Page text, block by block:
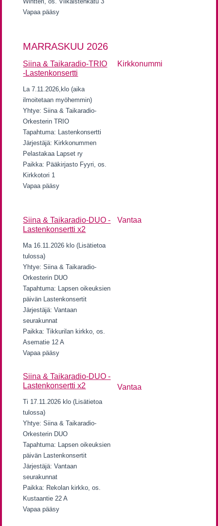
Vapaa pääsy
MARRASKUU 2026
Siina & Taikaradio-TRIO
-Lastenkonsertti
La 7.11.2026,klo (aika
ilmoitetaan myöhemmin)
Yhtye: Siina & Taikaradio-
Orkesterin TRIO
Tapahtuma: Lastenkonsertti
Järjestäjä: Kirkkonummen
Pelastakaa Lapset ry
Paikka: Pääkirjasto Fyyri, os.
Kirkkotori 1
Vapaa pääsy
Kirkkonummi
Siina & Taikaradio-DUO -
Lastenkonsertti x2
Ma 16.11.2026 klo (Lisätietoa
tulossa)
Yhtye: Siina & Taikaradio-
Orkesterin DUO
Tapahtuma: Lapsen oikeuksien
päivän Lastenkonsertit
Järjestäjä: Vantaan
seurakunnat
Paikka: Tikkurilan kirkko, os.
Asematie 12 A
Vapaa pääsy
Vantaa
Siina & Taikaradio-DUO -
Lastenkonsertti x2
Ti 17.11.2026 klo (Lisätietoa
tulossa)
Yhtye: Siina & Taikaradio-
Orkesterin DUO
Tapahtuma: Lapsen oikeuksien
päivän Lastenkonsertit
Järjestäjä: Vantaan
seurakunnat
Paikka: Rekolan kirkko, os.
Kustaantie 22 A
Vapaa pääsy
Vantaa